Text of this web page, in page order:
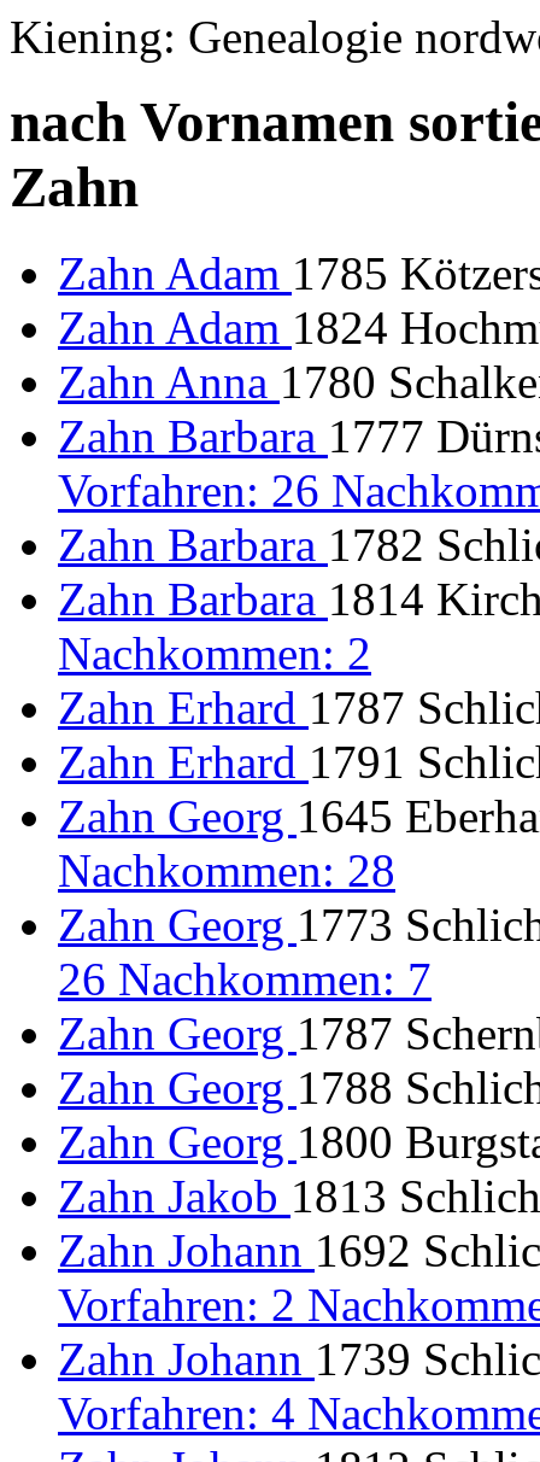
Kiening: Genealogie
nach Vornamen
Zahn
Zahn Adam 1785
Zahn Adam 1824
Zahn Anna 1780
Zahn Barbara 1777
Vorfahren: 26
Zahn Barbara 1782
Zahn Barbara 1814
Nachkommen: 2
Zahn Erhard 1787
Zahn Erhard 1791
Zahn Georg 1645
Nachkommen: 28
Zahn Georg 1773
26 Nachkommen: 7
Zahn Georg 1787
Zahn Georg 1788
Zahn Georg 1800
Zahn Jakob 1813
Zahn Johann 1692
Vorfahren: 2
Zahn Johann 1739
Vorfahren: 4